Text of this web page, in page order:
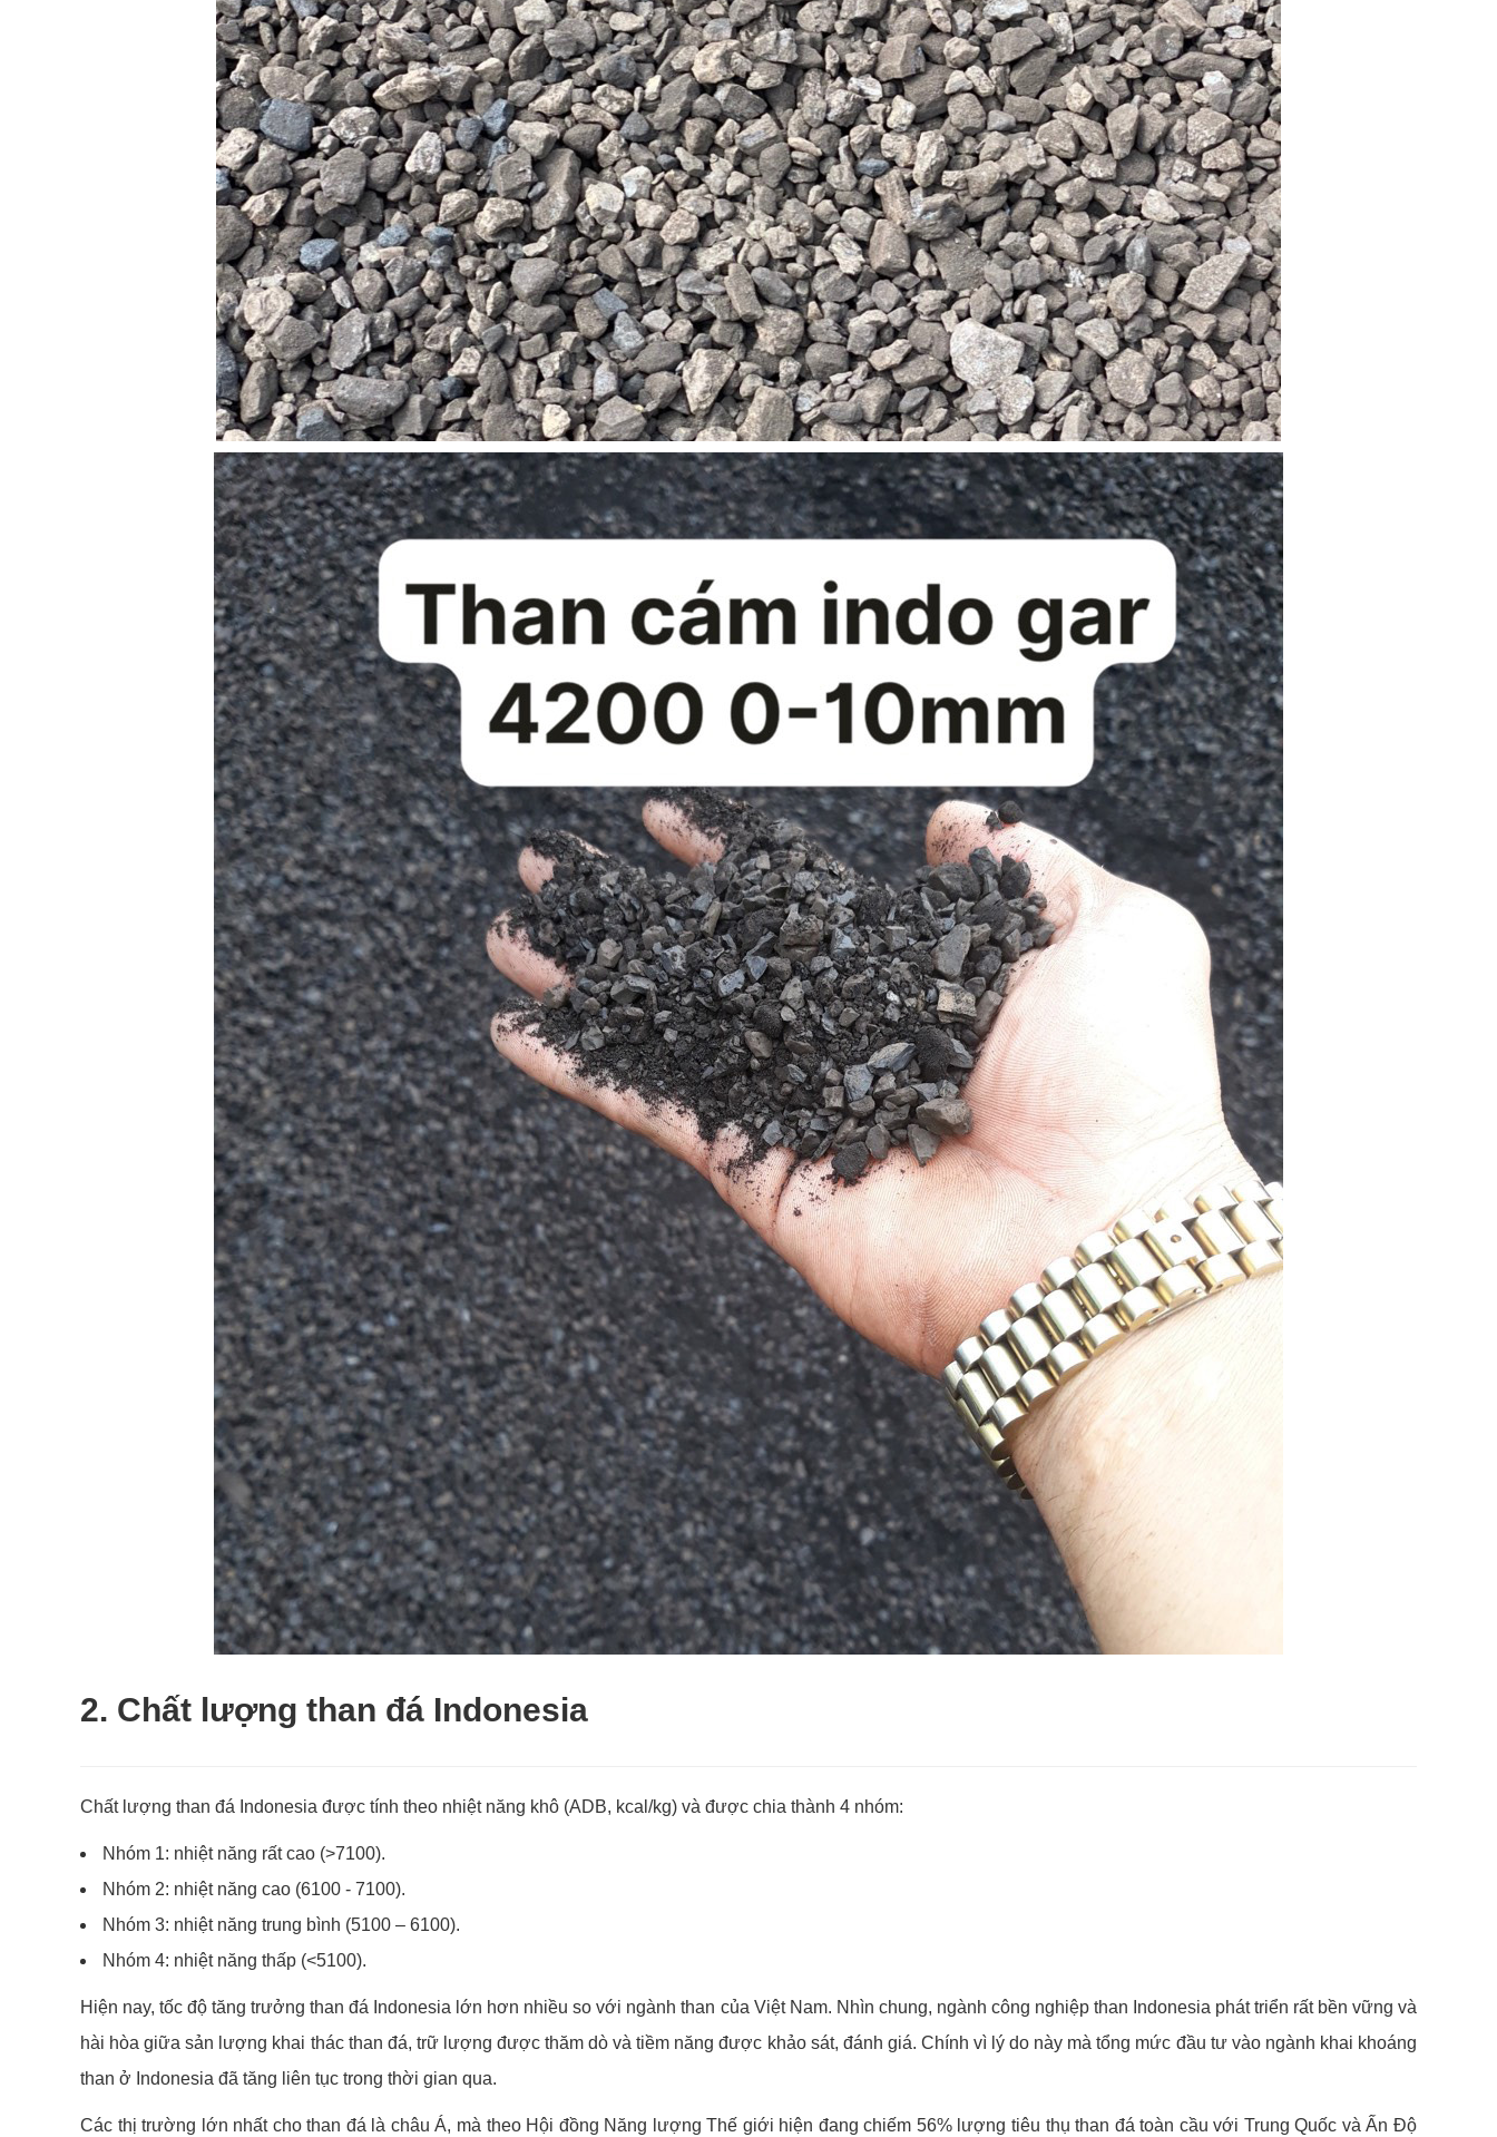
2. Chất lượng than đá Indonesia
Chất lượng than đá Indonesia được tính theo nhiệt năng khô (ADB, kcal/kg) và được chia thành 4 nhóm:
Nhóm 1: nhiệt năng rất cao (>7100).
Nhóm 2: nhiệt năng cao (6100 - 7100).
Nhóm 3: nhiệt năng trung bình (5100 – 6100).
Nhóm 4: nhiệt năng thấp (<5100).
Hiện nay, tốc độ tăng trưởng than đá Indonesia lớn hơn nhiều so với ngành than của Việt Nam. Nhìn chung, ngành công nghiệp than Indonesia phát triển rất bền vững và
hài hòa giữa sản lượng khai thác than đá, trữ lượng được thăm dò và tiềm năng được khảo sát, đánh giá. Chính vì lý do này mà tổng mức đầu tư vào ngành khai khoáng
than ở Indonesia đã tăng liên tục trong thời gian qua.
Các thị trường lớn nhất cho than đá là châu Á, mà theo Hội đồng Năng lượng Thế giới hiện đang chiếm 56% lượng tiêu thụ than đá toàn cầu với Trung Quốc và Ấn Độ